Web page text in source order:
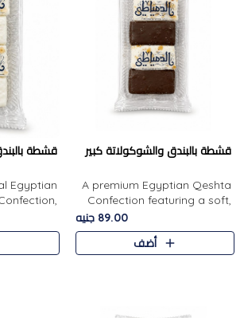
قشطة بالبندق والشوكولاتة كبير
A premium Egyptian Qeshta
Confection featuring a soft,
creamy texture paired with a
rich layer of premium
chocolate and the distinctive
89.00 جنيه
أضف
قشطة
Egyptian
creamy
distinctive